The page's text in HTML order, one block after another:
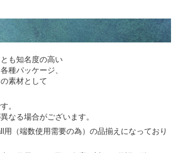
も知名度の高い
種パッケージ、
素材として
。
なる場合がございます。
（端数使用需要の為）の品揃えになっており